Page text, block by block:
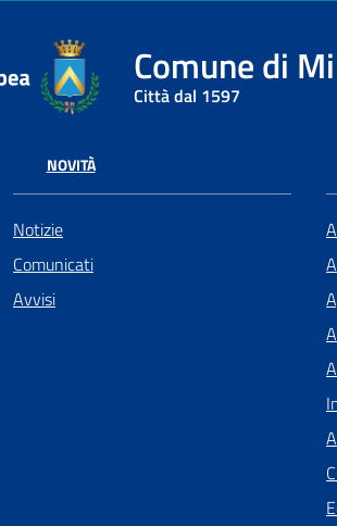
Comune di
Città dal 1597
NOVITÀ
Notizie
Comunicati
Avvisi